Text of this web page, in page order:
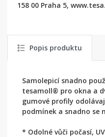
158 00 Praha 5,
Popis produktu
Samolepicí snadno
tesamoll® pro okna a
gumové profily
podmínek a snadno se
* Odolné vůči počasí,